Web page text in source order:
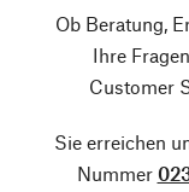
Ob Beratung,
Ihre
Customer
Sie erreichen
Nummer